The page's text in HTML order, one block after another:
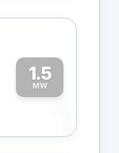
1.5
MW
1